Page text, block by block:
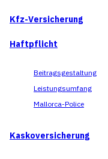
Kfz-Versicherung
Haftpflicht
Beitragsgestaltung
Leistungsumfang
Mallorca-Police
Kaskoversicherung